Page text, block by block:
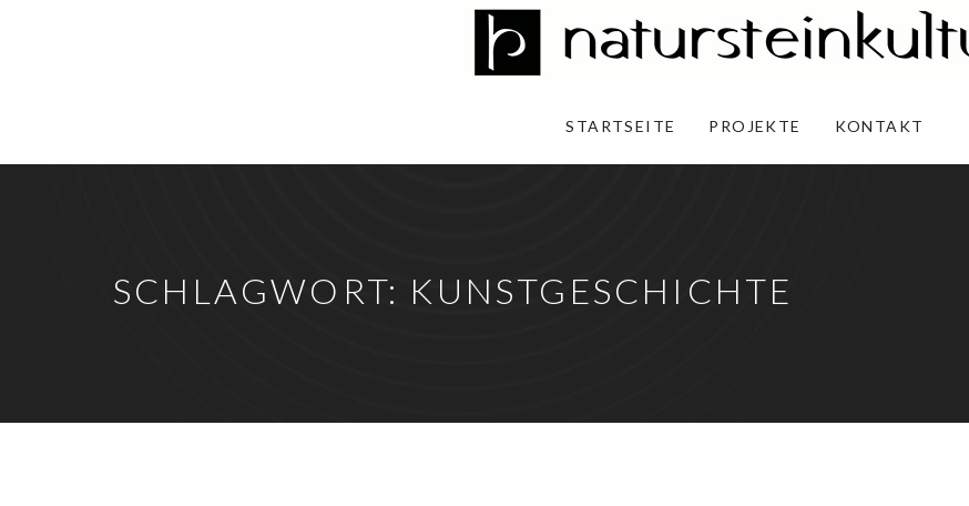
STARTSEITE PROJEKTE KONTAKT
SCHLAGWORT: KUNSTGESCHICHTE